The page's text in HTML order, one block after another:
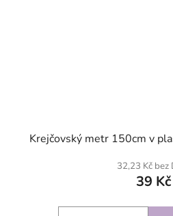
Krejčovský metr 150cm v
32,23 Kč bez
39 Kč